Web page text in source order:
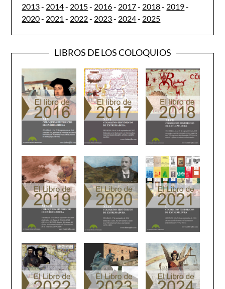
2013- 2014- 2015- 2016- 2017- 2018- 2019-
2020- 2021 - 2022- 2023- 2024- 2025
LIBROS DE LOS COLOQUIOS